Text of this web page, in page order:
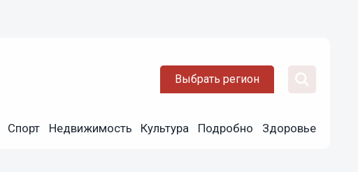
Выбрать регион
Спорт Недвижимость Культура Подробно Здоровье